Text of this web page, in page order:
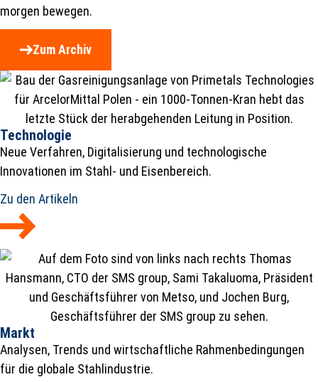
morgen bewegen.
Zum Archiv
Technologie
Neue Verfahren, Digitalisierung und technologische
Innovationen im Stahl- und Eisenbereich.
Zu den Artikeln
Markt
Analysen, Trends und wirtschaftliche Rahmenbedingungen
für die globale Stahlindustrie.